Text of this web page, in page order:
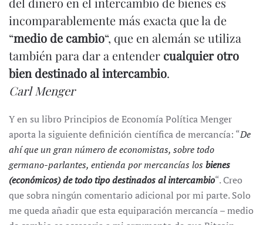
incomparablemente más exacta que la de
“medio de cambio“, que en alemán se utiliza
también para dar a entender cualquier otro
bien destinado al intercambio.
Carl Menger
Y en su libro Principios de Economía Política Menger
aporta la siguiente definición científica de mercancía: “De
ahí que un gran número de economistas, sobre todo
germano-parlantes, entienda por mercancías los bienes
(económicos) de todo tipo destinados al intercambio“. Creo
que sobra ningún comentario adicional por mi parte. Solo
me queda añadir que esta equiparación mercancía – medio